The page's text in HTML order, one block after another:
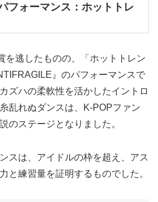
フォーマンス：ホットトレ
を逃したものの、「ホットトレン
』のパフォーマンスで
ズハの柔軟性を活かしたイントロ
乱れぬダンスは、K-POPファン
のステージとなりました。
スは、アイドルの枠を超え、アス
と練習量を証明するものでした。